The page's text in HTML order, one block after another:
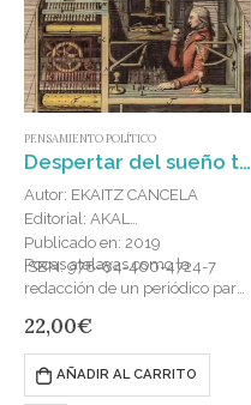
PENSAMIENTO POLÍTICO
Despertar del sueño tecnológico : Crónica sobre la derrota de la democracia frente al capital
Autor: EKAITZ CANCELA
Editorial: AKAL
Publicado en: 2019
ISBN: 978-84-460-4724-7
Pocas atalayas como la
redacción de un periódico para
transformación estructural del
sistema capitalista viene
adoptando, pues los
22,00€
AÑADIR AL CARRITO